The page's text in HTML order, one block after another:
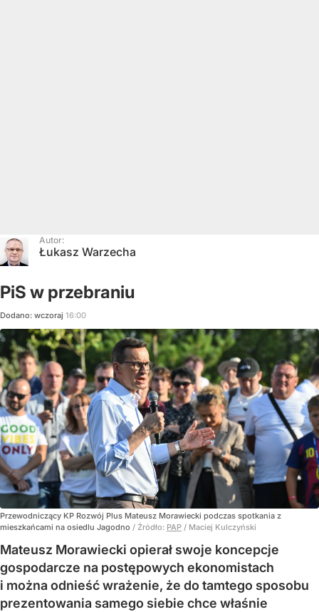
Autor:
Łukasz Warzecha
PiS w przebraniu
Dodano: wczoraj 16:00
Przewodniczący KP Rozwój Plus Mateusz Morawiecki podczas spotkania z
mieszkańcami na osiedlu Jagodno / Źródło: PAP / Maciej Kulczyński
Mateusz Morawiecki opierał swoje koncepcje
gospodarcze na postępowych ekonomistach
i można odnieść wrażenie, że do tamtego sposobu
prezentowania samego siebie chce właśnie